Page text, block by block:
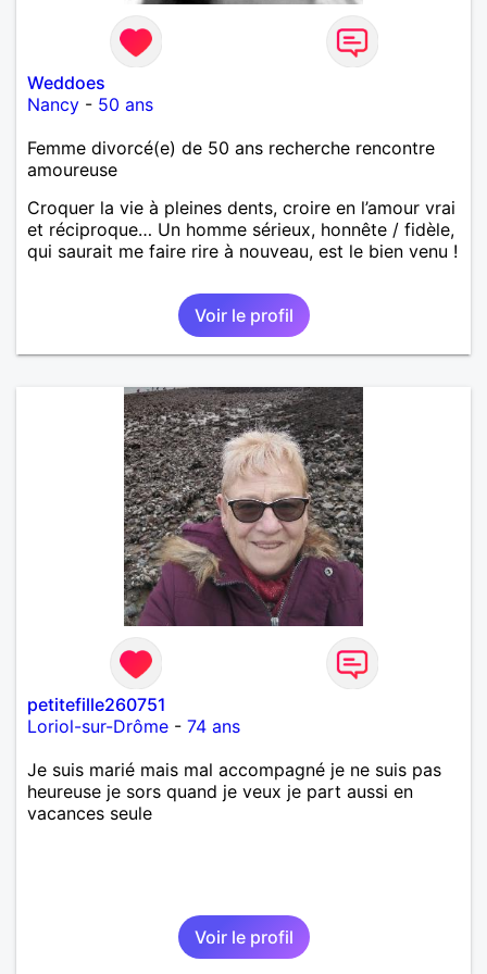
Weddoes
Nancy - 50 ans
Femme divorcé(e) de 50 ans recherche rencontre
amoureuse
Croquer la vie à pleines dents, croire en l’amour vrai
et réciproque… Un homme sérieux, honnête / fidèle,
qui saurait me faire rire à nouveau, est le bien venu !
Voir le profil
petitefille260751
Loriol-sur-Drôme - 74 ans
Je suis marié mais mal accompagné je ne suis pas
heureuse je sors quand je veux je part aussi en
vacances seule
Voir le profil